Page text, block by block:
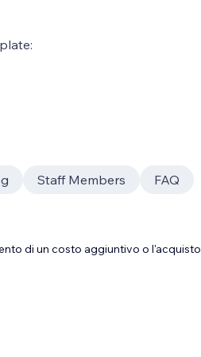
Staff Members
FAQ
di un costo aggiuntivo o l'acquisto